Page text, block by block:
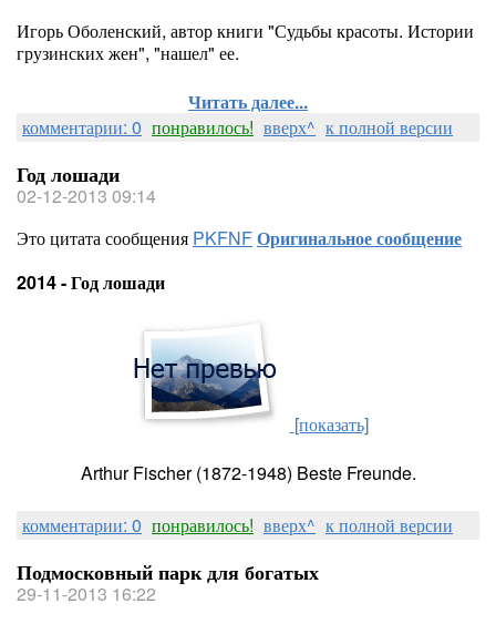
Игорь Оболенский, автор книги "Судьбы красоты. Истории
грузинских жен", "нашел" ее.
Читать далее...
комментарии: 0 понравилось! вверх^ к полной версии
Год лошади
02-12-2013 09:14
Это цитата сообщения PKFNFОригинальное сообщение
2014 - Год лошади
[показать]
Arthur Fischer (1872-1948) Beste Freunde.
комментарии: 0 понравилось! вверх^ к полной версии
Подмосковный парк для богатых
29-11-2013 16:22